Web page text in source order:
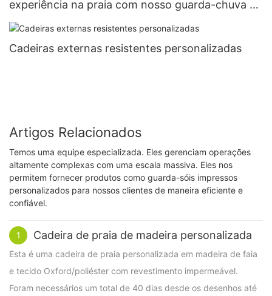
experiência na praia com nosso guarda-chuva de
praia portátil personalizável! - XH-U006
Cadeiras externas resistentes personalizadas
Artigos Relacionados
Temos uma equipe especializada. Eles gerenciam operações
altamente complexas com uma escala massiva. Eles nos
permitem fornecer produtos como guarda-sóis impressos
personalizados para nossos clientes de maneira eficiente e
confiável.
1 Cadeira de praia de madeira personalizada
Esta é uma cadeira de praia personalizada em madeira de faia
e tecido Oxford/poliéster com revestimento impermeável.
Foram necessários um total de 40 dias desde os desenhos até